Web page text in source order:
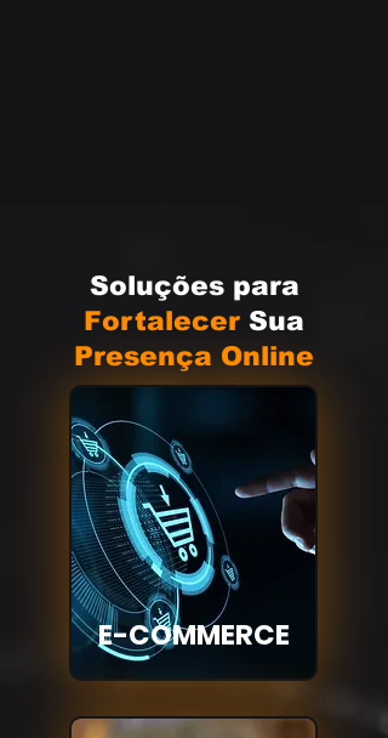
Soluções para
Fortalecer Sua
Presença Online
E-COMMERCE